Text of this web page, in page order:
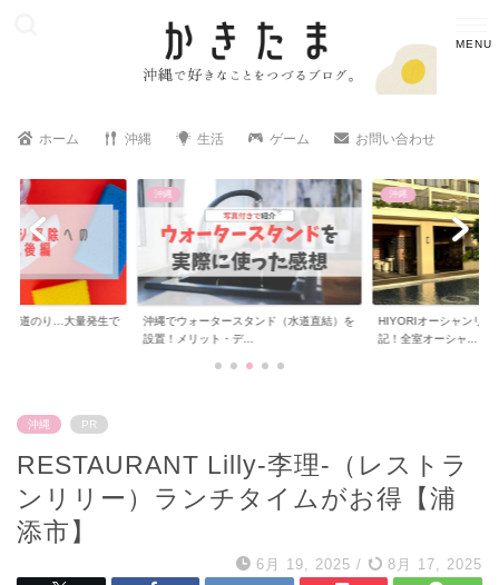
ホーム 沖縄 生活 ゲーム お問い合わせ
の道のり…大量発生で
沖縄
沖縄でウォータースタンド（水道直結）を
設置！メリット・デ...
沖縄
HIYORIオーシャンリゾ
記！全室オーシャ...
沖縄 PR
RESTAURANT Lilly-李理-（レストラ
ンリリー）ランチタイムがお得【浦
添市】
6月 19, 2025 / 8月 17, 2025